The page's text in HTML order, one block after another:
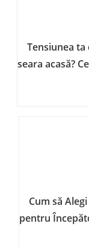
Tensiunea
seara acasă?
Cum să
pentru